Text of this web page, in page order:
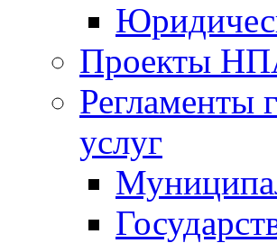
Проекты
Регламенты
услуг